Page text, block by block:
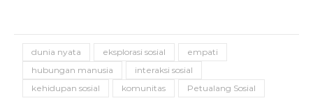
dunia nyata eksplorasi sosial
empati
hubungan manusia
interaksi sosial
kehidupan sosial
komunitas Petualang Sosial